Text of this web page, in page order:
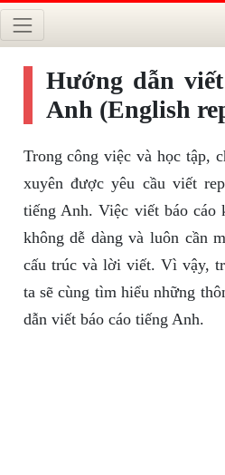
Hướng dẫn
Anh (English
Trong công việc và học tập,
xuyên được yêu cầu viết
tiếng Anh. Việc viết báo cáo
không dễ dàng và luôn cần
cấu trúc và lời viết. Vì vậy,
ta sẽ cùng tìm hiểu những
dẫn viết báo cáo tiếng Anh.